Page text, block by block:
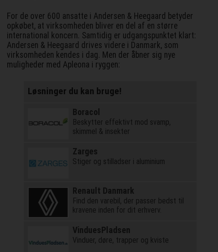
For de over 600 ansatte i Andersen & Heegaard betyder
opkøbet, at virksomheden bliver en del af en større
international koncern. Samtidig er udgangspunktet klart:
Andersen & Heegaard drives videre i Danmark, som
virksomheden kendes i dag. Men der åbner sig nye
muligheder med Apleona i ryggen:
Løsninger du kan bruge!
Boracol
Beskytter effektivt mod svamp,
skimmel & insekter
Zarges
Stiger og stilladser i aluminium
Renault Danmark
Find den varebil, der passer bedst til
kravene inden for dit erhverv.
VinduesPladsen
Vinduer, døre, trapper og kviste